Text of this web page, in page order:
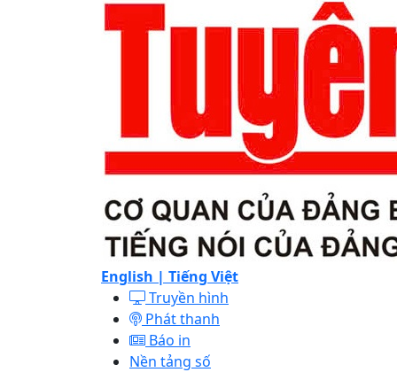
English | Tiếng Việt
Truyền hình
Phát thanh
Báo in
Nền tảng số